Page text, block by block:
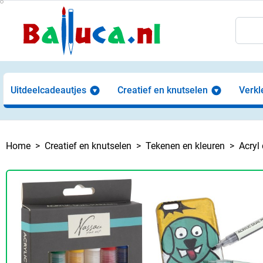
Uitdeelcadeautjes Creatief en knutselen
Home Creatief en knutselen Tekenen en kleuren Acryl